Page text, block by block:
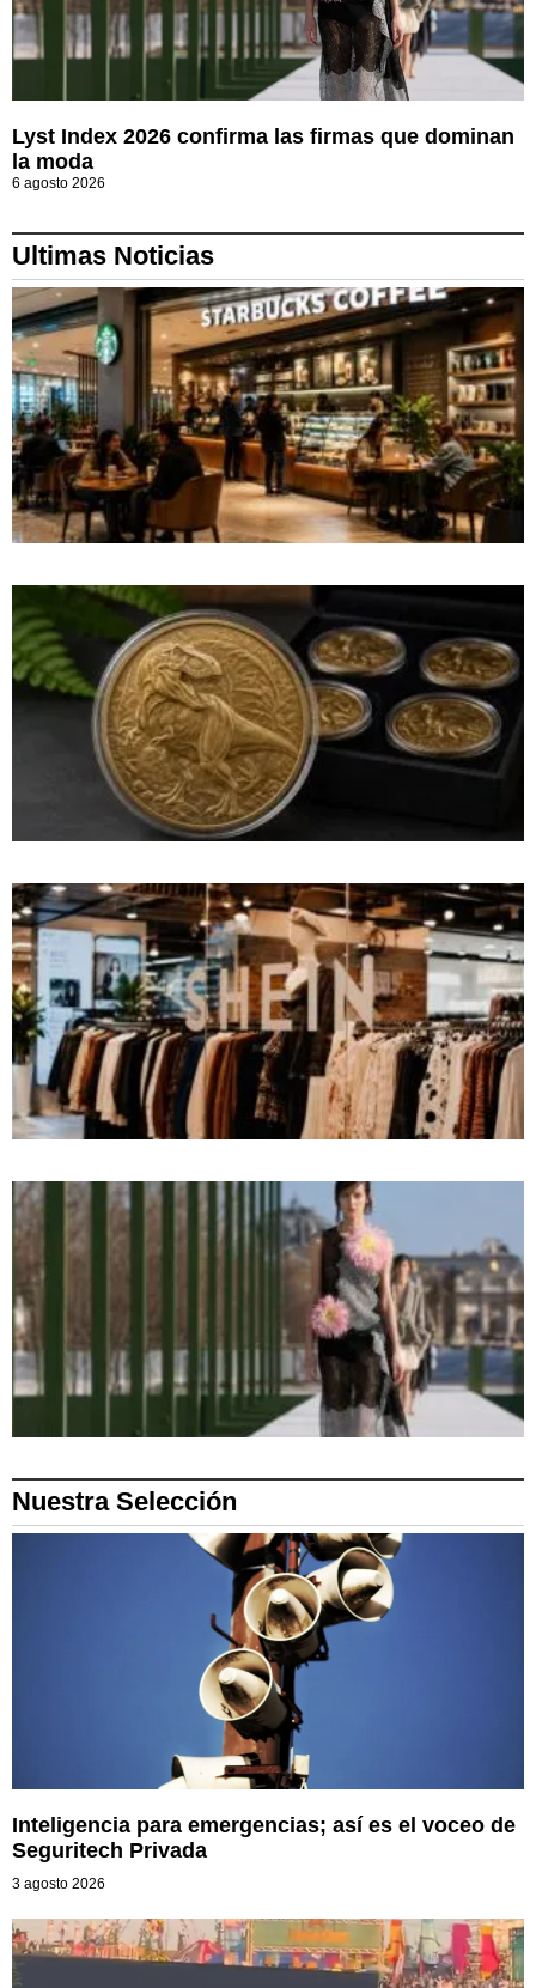
Lyst Index 2026 confirma las firmas que dominan
la moda
6 agosto 2026
Ultimas Noticias
Nuestra Selección
Inteligencia para emergencias; así es el voceo de
Seguritech Privada
3 agosto 2026